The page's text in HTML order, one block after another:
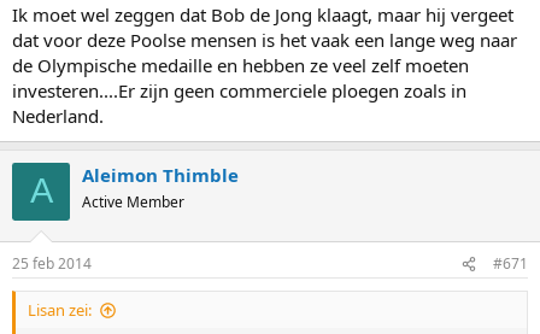
Ik moet wel zeggen dat Bob de Jong klaagt, maar hij vergeet
dat voor deze Poolse mensen is het vaak een lange weg naar
de Olympische medaille en hebben ze veel zelf moeten
investeren....Er zijn geen commerciele ploegen zoals in
Nederland.
A Aleimon Thimble
Active Member
25 feb 2014 #671
Lisan zei: